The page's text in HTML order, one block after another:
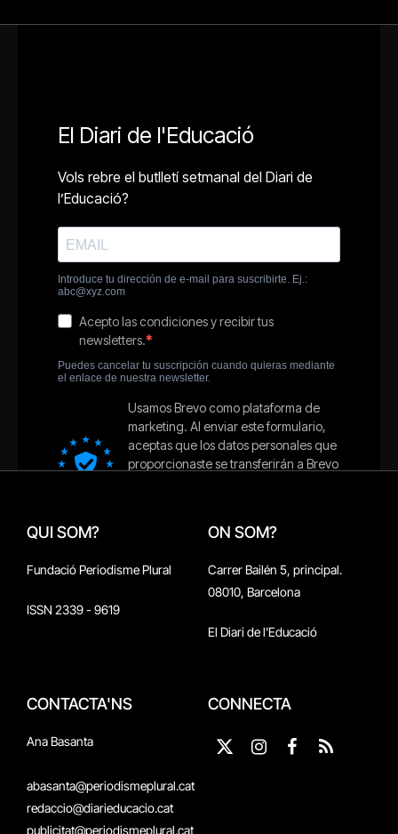
QUI SOM?
Fundació Periodisme Plural
ISSN 2339 - 9619
ON SOM?
Carrer Bailén 5, principal.
08010, Barcelona
El Diari de l'Educació
CONTACTA'NS
Ana Basanta
abasanta@periodismeplural.cat
redaccio@diarieducacio.cat
publicitat@periodismeplural.cat
CONNECTA
X
Instagram
Facebook
RSS